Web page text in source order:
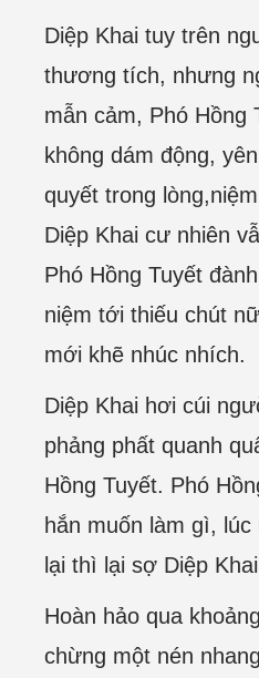
Diệp Khai tuy trên
thương tích, nhưng
mẫn cảm, Phó Hồng
không dám động,
quyết trong
Diệp Khai cư nhiên
Phó Hồng Tuyết
niệm tới thiếu chút
mới khẽ nhúc nhích.
Diệp Khai hơi cúi
phảng phất quanh
Hồng Tuyết. Phó
hắn muốn làm gì, lúc
lại thì lại sợ Diệp
Hoàn hảo qua
chừng một nén